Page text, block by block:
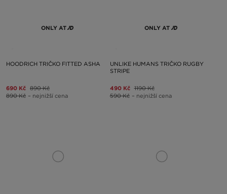
ONLY AT
HOODRICH TRIČKO FITTED ASHA
690 Kč 890 Kč
890 Kč – nejnižší cena
ONLY AT
UNLIKE HUMANS TRIČKO RUGBY
STRIPE
490 Kč 1190 Kč
590 Kč – nejnižší cena